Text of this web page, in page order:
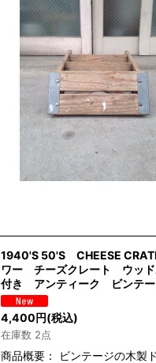
1940'S 50'S CHEESE
ワー チーズクレート ウッ
付き アンティーク ビンテ
4,400円(税込)
在庫数 2点
商品概要： ビンテージの木製